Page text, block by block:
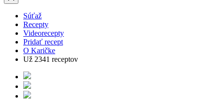
Súťaž
Recepty
Videorecepty
Pridať recept
O Karičke
Už 2341 receptov